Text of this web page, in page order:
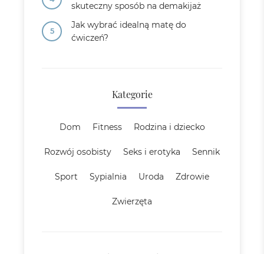
skuteczny sposób na demakijaż
Jak wybrać idealną matę do
ćwiczeń?
Kategorie
Dom Fitness Rodzina i dziecko
Rozwój osobisty Seks i erotyka Sennik
Sport Sypialnia Uroda Zdrowie
Zwierzęta